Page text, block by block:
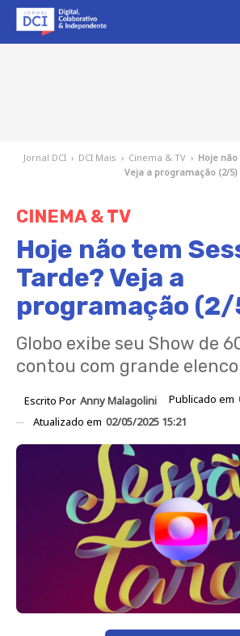
Jornal DCI › DCI Mais › Cinema & TV › Hoje
Veja a programação (2/5)
CINEMA & TV
Hoje não tem
Tarde? Veja a
programação (2/
Globo exibe seu Show de
contou com grande
Escrito Por Anny Malagolini Publicado em
Atualizado em 02/05/2025 15:21